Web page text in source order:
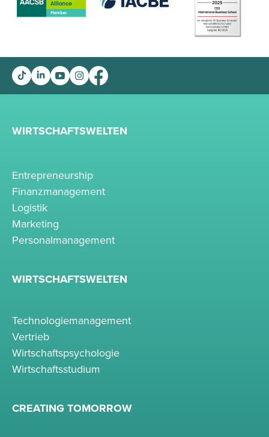
WIRTSCHAFTSWELTEN
Entrepreneurship
Finanzmanagement
Logistik
Marketing
Personalmanagement
WIRTSCHAFTSWELTEN
Technologiemanagement
Vertrieb
Wirtschaftspsychologie
Wirtschaftsstudium
CREATING TOMORROW